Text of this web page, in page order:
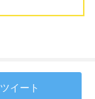
ツイート